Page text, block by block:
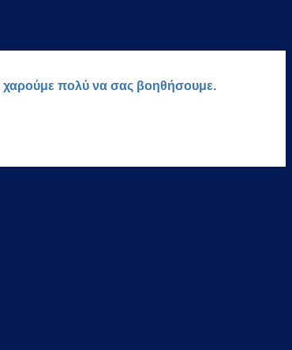
χαρούμε πολύ να σας βοηθήσουμε.